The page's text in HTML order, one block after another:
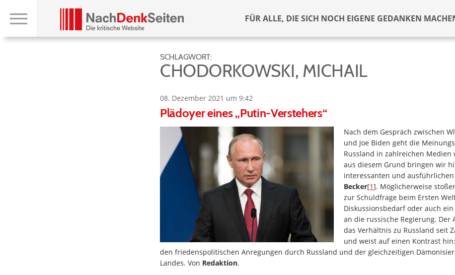
FÜR ALLE, DIE SICH NOCH EIGENE GEDANKEN
SCHLAGWORT:
CHODORKOWSKI, MICHAIL
08. Dezember 2021 um 9:42
Plädoyer eines „Putin-Verstehers“
Nach dem Gespräch zwischen
und Joe Biden geht die
Russland in zahlreichen Medien
aus diesem Grund bringen wir
interessanten und ausführlichen
Becker[1]. Möglicherweise
zur Schuldfrage beim Ersten
Diskussionsbedarf oder auch ein
an die russische Regierung. Der
das Verhältnis zu Russland seit
und weist auf einen Kontrast
den friedenspolitischen Anregungen durch Russland und der gleichzeitigen
Landes. Von Redaktion.